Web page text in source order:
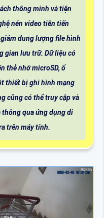
thông minh và tiện
nén video tiên tiến
dung lượng file hình
gian lưu trữ. Dữ liệu có
thẻ nhớ microSD, ổ
thiết bị ghi hình mạng
cũng có thể truy cập và
thông qua ứng dụng di
trên máy tính.